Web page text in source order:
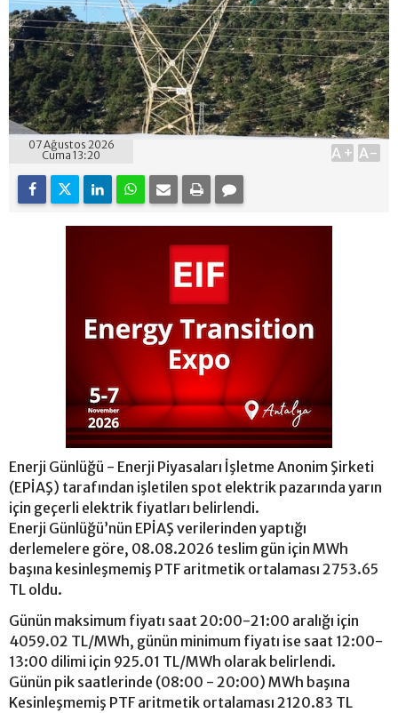
07 Ağustos 2026
Cuma 13:20
A+ A-
Enerji Günlüğü - Enerji Piyasaları İşletme Anonim Şirketi
(EPİAŞ) tarafından işletilen spot elektrik pazarında yarın
için geçerli elektrik fiyatları belirlendi.
Enerji Günlüğü’nün EPİAŞ verilerinden yaptığı
derlemelere göre, 08.08.2026 teslim gün için MWh
başına kesinleşmemiş PTF aritmetik ortalaması 2753.65
TL oldu.
Günün maksimum fiyatı saat 20:00-21:00 aralığı için
4059.02 TL/MWh, günün minimum fiyatı ise saat 12:00-
13:00 dilimi için 925.01 TL/MWh olarak belirlendi.
Günün pik saatlerinde (08:00 - 20:00) MWh başına
Kesinleşmemiş PTF aritmetik ortalaması 2120.83 TL